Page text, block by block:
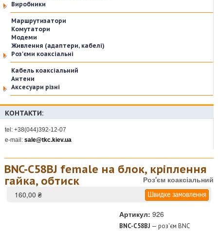
Виробники
Маршрутизатори
Комутатори
Модеми
Живлення (адаптери, кабелі)
Роз'єми коаксіальні
Кабель коаксіальний
Антени
Аксесуари різні
КОНТАКТИ:
tel: +38(044)392-12-07
e-mail: sale@tkc.kiev.ua
BNC-С58BJ female на блок, кріплення
гайка, обтиск
Роз'єм коаксіальний
160,00 ₴
Артикул: 926
BNC-C58BJ — роз'єм BNC